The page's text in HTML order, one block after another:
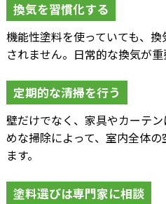
換気を習慣化する
機能性塗料を使っていても、
されません。日常的な換気が重
定期的な清掃を行う
壁だけでなく、家具やカーテ
めな掃除によって、室内全体
ます。
塗料選びは専門家に相談